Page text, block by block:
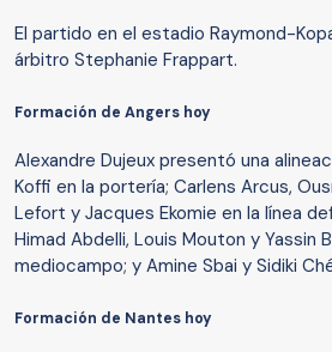
El partido en el estadio Raymond-
árbitro Stephanie Frappart.
Formación de Angers hoy
Alexandre Dujeux presentó una
Koffi en la portería; Carlens Arcus,
Lefort y Jacques Ekomie en la línea
Himad Abdelli, Louis Mouton y Yassin
mediocampo; y Amine Sbai y Sidiki
Formación de Nantes hoy